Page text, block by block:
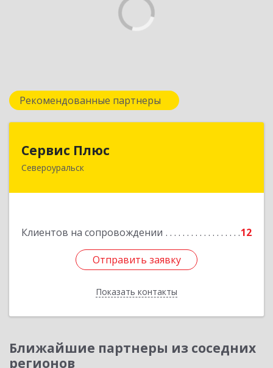
Рекомендованные партнеры
Сервис Плюс
Североуральск
Клиентов на сопровождении 12
Отправить заявку
Показать контакты
624480, Свердловская обл, Североуральск г,
Отправить заявку
Назад
Ближайшие партнеры из соседних
регионов